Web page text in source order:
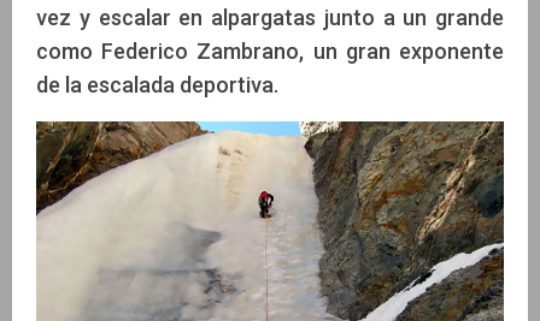
vez y escalar en alpargatas junto a un grande
como Federico Zambrano, un gran exponente
de la escalada deportiva.